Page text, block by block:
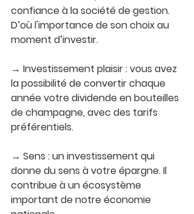
confiance à la société de gestion.
D’où l'importance de son choix au
moment d’investir.
→ Investissement plaisir : vous avez
la possibilité de convertir chaque
année votre dividende en bouteilles
de champagne, avec des tarifs
préférentiels.
→ Sens : un investissement qui
donne du sens à votre épargne. Il
contribue à un écosystème
important de notre économie